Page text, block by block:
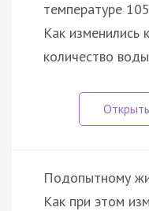
температуре
Как изменились
количество
Подопытному
Как при этом